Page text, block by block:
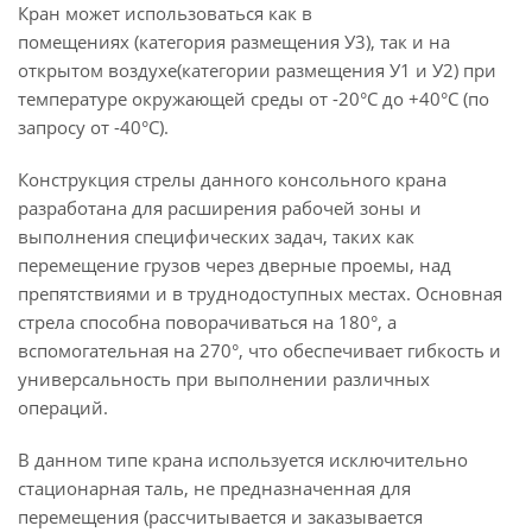
Кран может использоваться как в
помещениях (категория размещения У3), так и на
открытом воздухе(категории размещения У1 и У2) при
температуре окружающей среды от -20°С до +40°С (по
запросу от -40°С).
Конструкция стрелы данного консольного крана
разработана для расширения рабочей зоны и
выполнения специфических задач, таких как
перемещение грузов через дверные проемы, над
препятствиями и в труднодоступных местах. Основная
стрела способна поворачиваться на 180°, а
вспомогательная на 270°, что обеспечивает гибкость и
универсальность при выполнении различных
операций.
В данном типе крана используется исключительно
стационарная таль, не предназначенная для
перемещения (рассчитывается и заказывается